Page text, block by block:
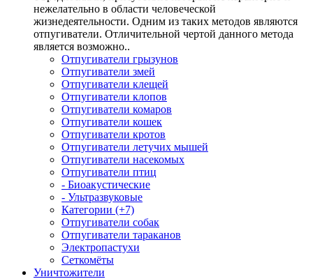
нежелательно в области человеческой
жизнедеятельности. Одним из таких методов являются
отпугиватели. Отличительной чертой данного метода
является возможно..
Отпугиватели грызунов
Отпугиватели змей
Отпугиватели клещей
Отпугиватели клопов
Отпугиватели комаров
Отпугиватели кошек
Отпугиватели кротов
Отпугиватели летучих мышей
Отпугиватели насекомых
Отпугиватели птиц
- Биоакустические
- Ультразвуковые
Категории (+7)
Отпугиватели собак
Отпугиватели тараканов
Электропастухи
Сеткомёты
Уничтожители